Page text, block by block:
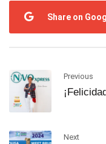
Share on
Previous
Next